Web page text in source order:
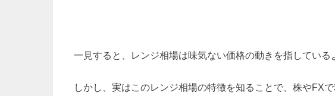
一見すると、レンジ相場は味気ない価格の動きを指している
しかし、実はこのレンジ相場の特徴を知ることで、株やFX